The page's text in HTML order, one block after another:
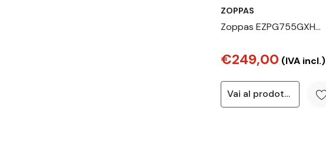
ZOPPAS
Zoppas EZPG755GXH
75 cm Gas 5 Fornello(i)
€249,00 (IVA incl.)
Vai al prodotto